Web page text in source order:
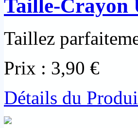
Taille-Crayon
Taillez
Prix : 3,90 €
Détails du